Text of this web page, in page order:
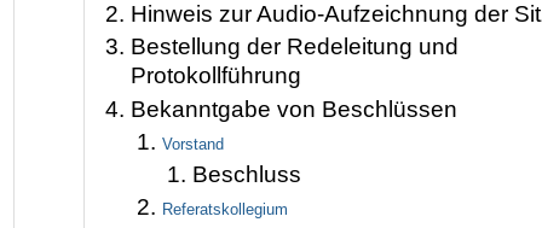
Hinweis zur Audio-Aufzeichnung der
Bestellung der Redeleitung und
Protokollführung
Bekanntgabe von Beschlüssen
Vorstand
Beschluss
Referatskollegium